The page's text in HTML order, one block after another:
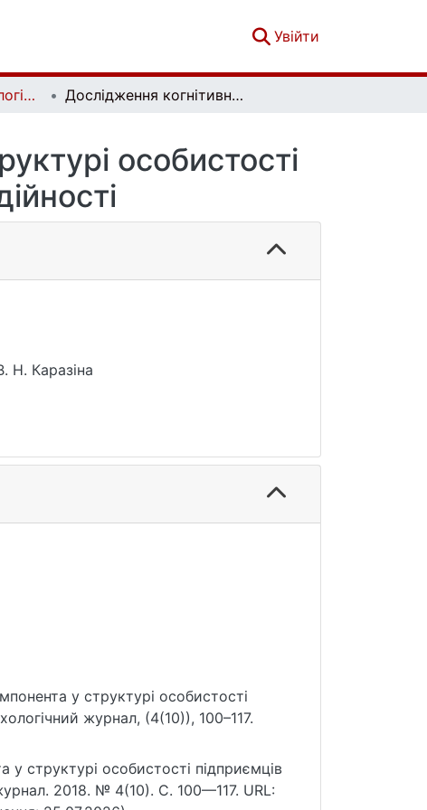
Увійти
Український психологічний журнал. № 4 (10) Дослідження когнітивного компонента у структурі особистості підприємців з різним рівнем надійності
особистості
Н. Каразіна
у структурі особистості
журнал, (4(10)), 100–117.
структурі особистості підприємців
2018. № 4(10). С. 100—117. URL: